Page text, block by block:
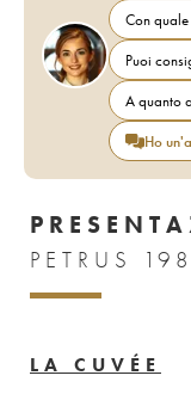
Con
Puoi
A quanto
Ho
PETRUS
LA CUVÉE